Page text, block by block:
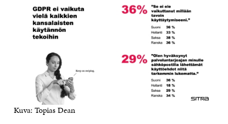
Kuva: Topias Dean